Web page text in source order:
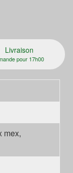
Livraison
pour 17h00
mex,